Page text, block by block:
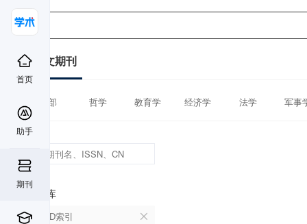
首页
助手
期刊
中文期刊
全部 哲学 教育学 经济学 法学 军事
数据库
CSCD索引